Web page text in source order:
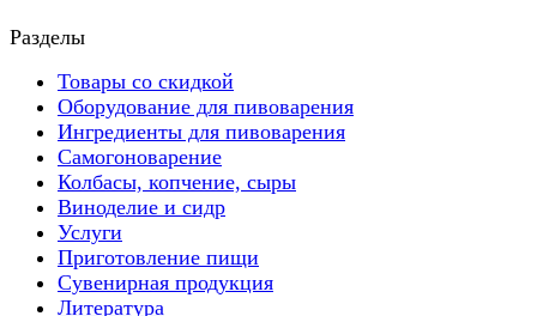
Разделы
Товары со скидкой
Оборудование для пивоварения
Ингредиенты для пивоварения
Самогоноварение
Колбасы, копчение, сыры
Виноделие и сидр
Услуги
Приготовление пищи
Сувенирная продукция
Литература